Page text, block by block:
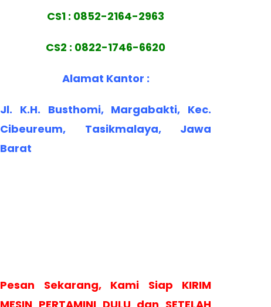
CS1 : 0852-2164-2963
CS2 : 0822-1746-6620
Alamat Kantor :
Jl. K.H. Busthomi, Margabakti, Kec.
Cibeureum, Tasikmalaya, Jawa
Barat
Pesan Sekarang, Kami Siap KIRIM